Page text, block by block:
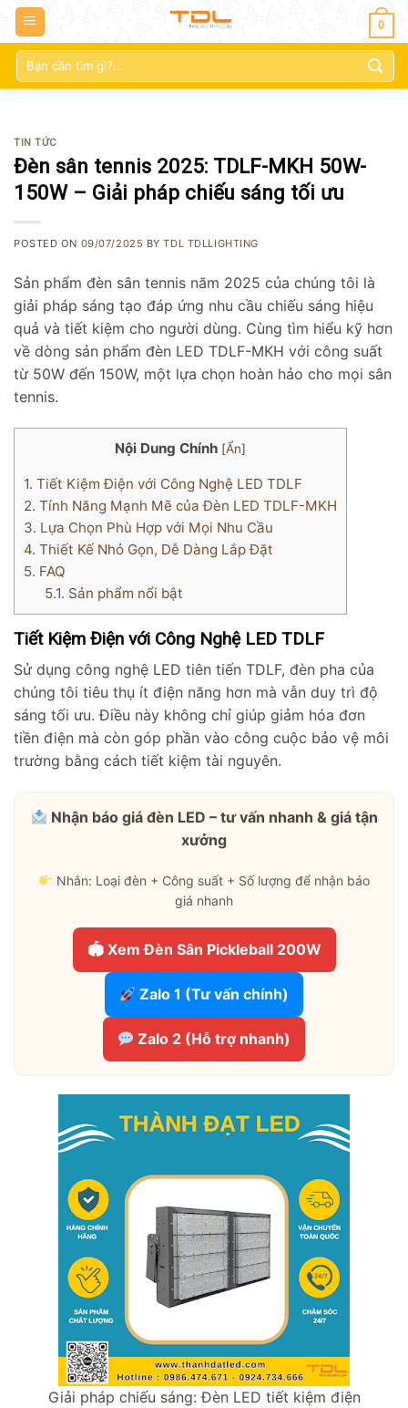
0
Tìm
kiếm:
TIN TỨC
Đèn sân tennis 2025: TDLF-MKH 50W-
150W – Giải pháp chiếu sáng tối ưu
POSTED ON 09/07/2025 BYTDL TDLLIGHTING
Sản phẩm đèn sân tennis năm 2025 của chúng tôi là
giải pháp sáng tạo đáp ứng nhu cầu chiếu sáng hiệu
quả và tiết kiệm cho người dùng. Cùng tìm hiểu kỹ hơn
về dòng sản phẩm đèn LED TDLF-MKH với công suất
từ 50W đến 150W, một lựa chọn hoàn hảo cho mọi sân
tennis.
Nội Dung Chính [Ẩn]
1. Tiết Kiệm Điện với Công Nghệ LED TDLF
2. Tính Năng Mạnh Mẽ của Đèn LED TDLF-MKH
3. Lựa Chọn Phù Hợp với Mọi Nhu Cầu
4. Thiết Kế Nhỏ Gọn, Dễ Dàng Lắp Đặt
5. FAQ
5.1. Sản phẩm nổi bật
Tiết Kiệm Điện với Công Nghệ LED TDLF
Sử dụng công nghệ LED tiên tiến TDLF, đèn pha của
chúng tôi tiêu thụ ít điện năng hơn mà vẫn duy trì độ
sáng tối ưu. Điều này không chỉ giúp giảm hóa đơn
tiền điện mà còn góp phần vào công cuộc bảo vệ môi
trường bằng cách tiết kiệm tài nguyên.
Nhận báo giá đèn LED – tư vấn nhanh & giá tận
xưởng
Nhắn: Loại đèn + Công suất + Số lượng để nhận báo
giá nhanh
🏟 Xem Đèn Sân Pickleball 200W
Zalo 1 (Tư vấn chính)
Zalo 2 (Hỗ trợ nhanh)
Giải pháp chiếu sáng: Đèn LED tiết kiệm điện